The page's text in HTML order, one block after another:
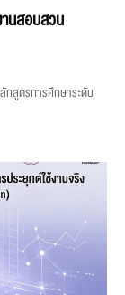
นสอบสวน
สูตรการศึกษาระดับ